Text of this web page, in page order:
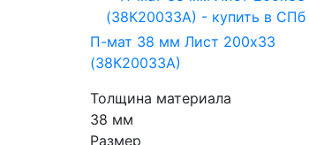
П-мат 38 мм Лист 200х33
(38К20033А)
Толщина материала
38 мм
Размер